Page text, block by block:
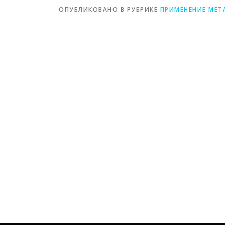
ОПУБЛИКОВАНО В РУБРИКЕ ПРИМЕНЕНИЕ